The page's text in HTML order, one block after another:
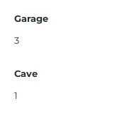
Garage
3
Cave
1